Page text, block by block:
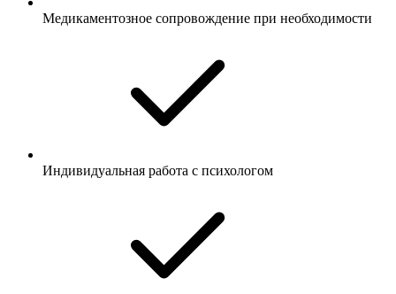
Медикаментозное сопровождение при необходимости
Индивидуальная работа с психологом